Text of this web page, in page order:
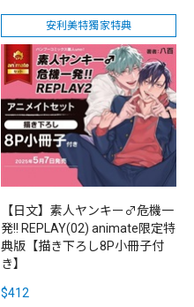
安利美特獨家特典
【日文】素人ヤンキー♂危機一
発!! REPLAY(02) animate限定特
典版【描き下ろし8P小冊子付
き】
$412